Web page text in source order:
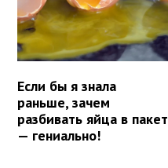
Если бы я знала
раньше, зачем
разбивать яйца в пакет
— гениально!